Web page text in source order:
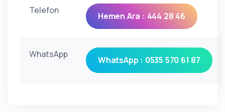
Telefon
Hemen Ara : 444 28 46
WhatsApp
WhatsApp : 0535 570 61 87